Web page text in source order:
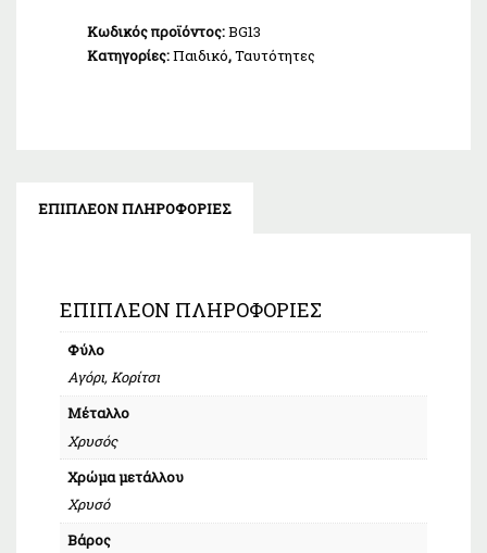
ποσότητα
Κωδικός προϊόντος:BG13
Κατηγορίες:Παιδικό,Ταυτότητες
ΕΠΙΠΛΈΟΝ ΠΛΗΡΟΦΟΡΊΕΣ
ΕΠΙΠΛΈΟΝ ΠΛΗΡΟΦΟΡΊΕΣ
Φύλο
Αγόρι, Κορίτσι
Μέταλλο
Χρυσός
Χρώμα μετάλλου
Χρυσό
Βάρος